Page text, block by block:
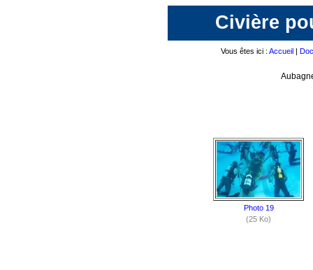
Civière
Vous êtes ici : Accueil |
Photo 19
(25 Ko)